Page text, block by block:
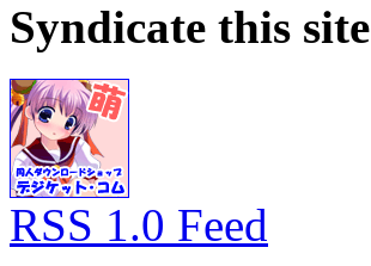
Syndicate this site
RSS 1.0 Feed